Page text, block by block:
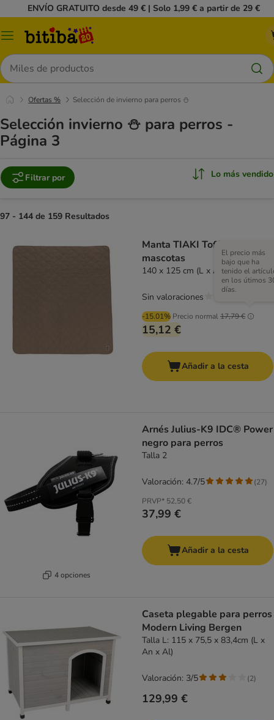
ENVÍO GRATUITO desde 49 € | Solo 1,99 € a partir de 29 €
Menú
Buscar
Ofertas % Selección de invierno para perros ⛄
Selección invierno ⛄ para perros -
Página 3
Filtrar por Lo más vendido
97 - 144 de 159 Resultados
Manta TIAKI Toffee para
mascotas
140 x 125 cm (L x An)
-15.01% Precio normal17,79 €
El precio más
bajo que ha
tenido el
en los útimos
días.
15,12 €
Sin valoraciones
Añadir a la cesta
4 opciones
Arnés Julius-K9 IDC® Power
negro para perros
Talla 2
PRVP* 52,50 €
37,99 €
Valoración: 4.7/5 (27)
Añadir a la cesta
Caseta plegable para perros
Modern Living Bergen
Talla L: 115 x 75,5 x 83,4cm (L x
An x Al)
129,99 €
Valoración: 3/5 (2)